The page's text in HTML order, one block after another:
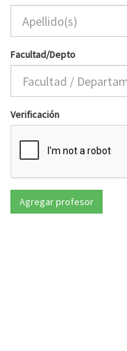
Facultad/Depto
Verificación